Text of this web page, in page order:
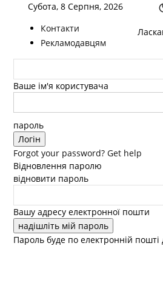
Субота, 8 Серпня, 2026
Контакти
Рекламодавцям
Ваше ім'я користувача
пароль
Forgot your password? Get help
Відновлення паролю
відновити пароль
Вашу адресу електронної пошти
Пароль буде по електронній пошті